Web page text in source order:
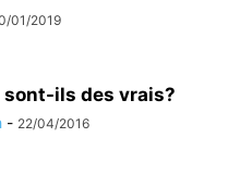
01/2019
sont-ils des vrais?
- 22/04/2016